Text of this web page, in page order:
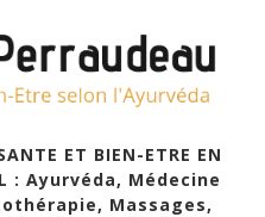
ET BIEN-ETRE EN
: Ayurvéda, Médecine
Massages,